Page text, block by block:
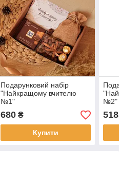
Подарунковий набір
"Найкращому вчителю
№1"
680₴
Купити
№2"
518